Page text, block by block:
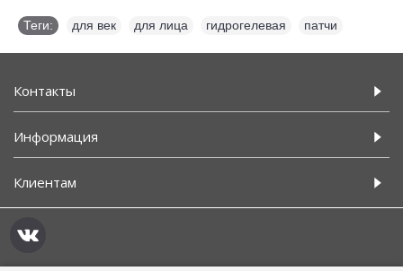
Теги: для век для лица гидрогелевая патчи
Контакты
Информация
Клиентам